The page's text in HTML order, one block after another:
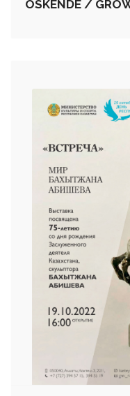
ÖSKENDE /